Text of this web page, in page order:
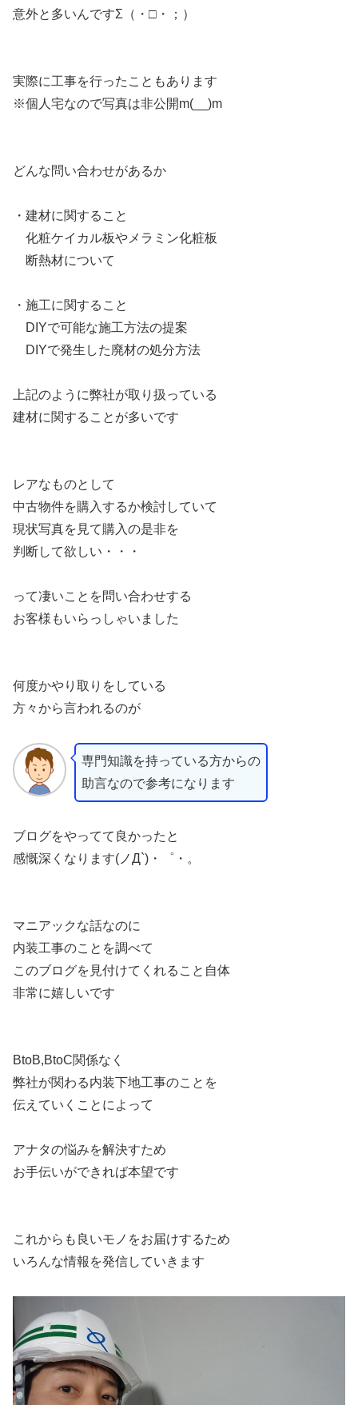
意外と多いんですΣ（・□・；）
実際に工事を行ったこともあります
※個人宅なので写真は非公開m(__)m
どんな問い合わせがあるか
・建材に関すること
化粧ケイカル板やメラミン化粧板
断熱材について
・施工に関すること
DIYで可能な施工方法の提案
DIYで発生した廃材の処分方法
上記のように弊社が取り扱っている
建材に関することが多いです
レアなものとして
中古物件を購入するか検討していて
現状写真を見て購入の是非を
判断して欲しい・・・
って凄いことを問い合わせする
お客様もいらっしゃいました
何度かやり取りをしている
方々から言われるのが
専門知識を持っている方からの
助言なので参考になります
ブログをやってて良かったと
感慨深くなります(ノД`)・゜・。
マニアックな話なのに
内装工事のことを調べて
このブログを見付けてくれること自体
非常に嬉しいです
BtoB,BtoC関係なく
弊社が関わる内装下地工事のことを
伝えていくことによって
アナタの悩みを解決すため
お手伝いができれば本望です
これからも良いモノをお届けするため
いろんな情報を発信していきます